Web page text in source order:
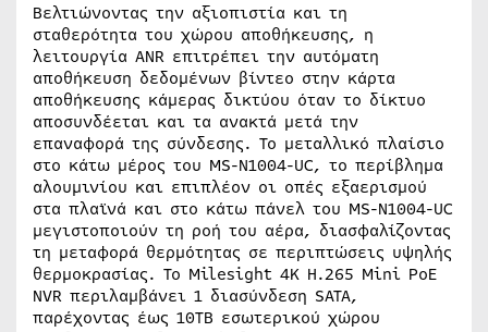
Βελτιώνοντας την αξιοπιστία και τη
σταθερότητα του χώρου αποθήκευσης, η
λειτουργία ANR επιτρέπει την αυτόματη
αποθήκευση δεδομένων βίντεο στην κάρτα
αποθήκευσης κάμερας δικτύου όταν το δίκτυο
αποσυνδέεται και τα ανακτά μετά την
επαναφορά της σύνδεσης. Το μεταλλικό πλαίσιο
στο κάτω μέρος του MS-N1004-UC, το περίβλημα
αλουμινίου και επιπλέον οι οπές εξαερισμού
στα πλαϊνά και στο κάτω πάνελ του MS-N1004-UC
μεγιστοποιούν τη ροή του αέρα, διασφαλίζοντας
τη μεταφορά θερμότητας σε περιπτώσεις υψηλής
θερμοκρασίας. Το Milesight 4K H.265 Mini PoE
NVR περιλαμβάνει 1 διασύνδεση SATA,
παρέχοντας έως 10TB εσωτερικού χώρου